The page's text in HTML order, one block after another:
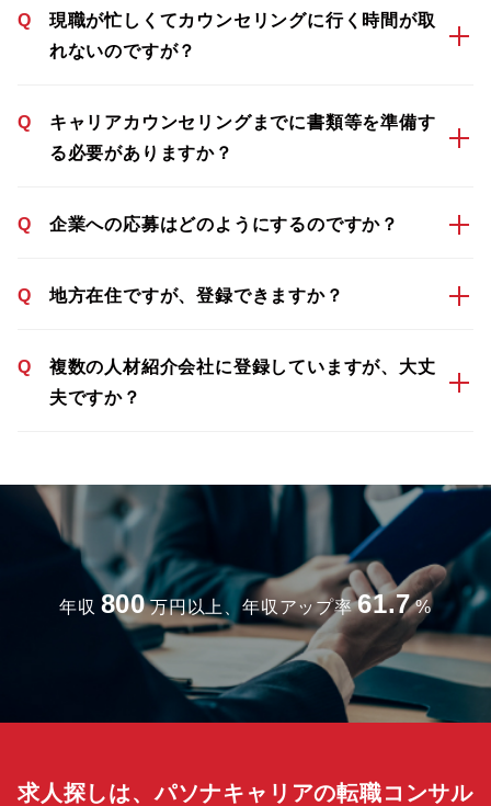
Q
現職が忙しくてカウンセリングに行く時間が取
れないのですが？
Q
キャリアカウンセリングまでに書類等を準備す
る必要がありますか？
Q 企業への応募はどのようにするのですか？
Q 地方在住ですが、登録できますか？
Q
複数の人材紹介会社に登録していますが、大丈
夫ですか？
年収 800 万円以上、年収アップ率 61.7 %
求人探しは、パソナキャリアの転職コンサル